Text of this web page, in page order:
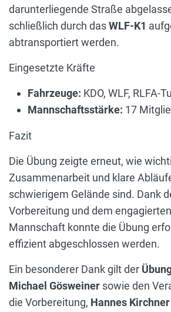
darunterliegende Straße
schließlich durch dasWLF-K1
abtransportiert werden.
Eingesetzte Kräfte
Fahrzeuge: KDO, WLF, RLFA-
Mannschaftsstärke: 17
Fazit
Die Übung zeigte erneut, wie
Zusammenarbeit und klare
schwierigem Gelände sind. Dank
Vorbereitung und dem
Mannschaft konnte die Übung
effizient abgeschlossen werden.
Ein besonderer Dank gilt der
Michael Gösweiner sowie den
die Vorbereitung, Hannes